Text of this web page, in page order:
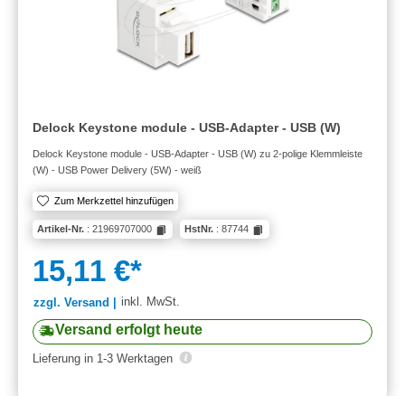
Delock Keystone module - USB-Adapter - USB (W)
Delock Keystone module - USB-Adapter - USB (W) zu 2-polige Klemmleiste
(W) - USB Power Delivery (5W) - weiß
Zum Merkzettel hinzufügen
Artikel-Nr. : 21969707000 HstNr. : 87744
15,11 €*
zzgl. Versand | inkl. MwSt.
Versand erfolgt heute
Lieferung in 1-3 Werktagen